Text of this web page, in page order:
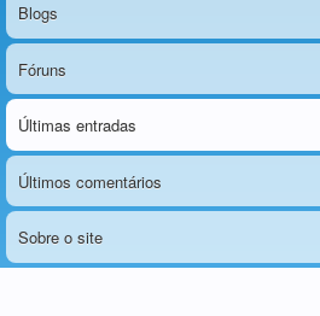
Blogs
Fóruns
Últimas entradas
Últimos comentários
Sobre o site